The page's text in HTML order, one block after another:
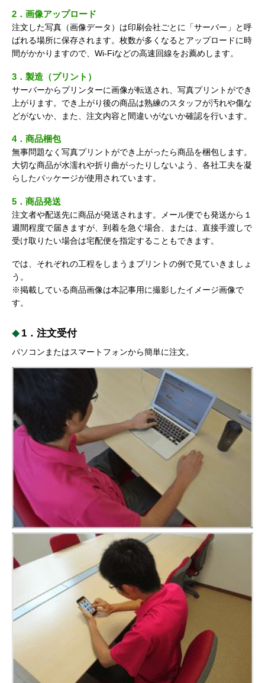
2．画像アップロード
注文した写真（画像データ）は印刷会社ごとに「サーバー」と呼
ばれる場所に保存されます。枚数が多くなるとアップロードに時
間がかかりますので、Wi-Fiなどの高速回線をお薦めします。
3．製造（プリント）
サーバーからプリンターに画像が転送され、写真プリントができ
上がります。でき上がり後の商品は熟練のスタッフが汚れや傷な
どがないか、また、注文内容と間違いがないか確認を行います。
4．商品梱包
無事問題なく写真プリントができ上がったら商品を梱包します。
大切な商品が水濡れや折り曲がったりしないよう、各社工夫を凝
らしたパッケージが使用されています。
5．商品発送
注文者や配送先に商品が発送されます。メール便でも発送から１
週間程度で届きますが、到着を急ぐ場合、または、直接手渡しで
受け取りたい場合は宅配便を指定することもできます。
では、それぞれの工程をしまうまプリントの例で見ていきましょ
う。
※掲載している商品画像は本記事用に撮影したイメージ画像で
す。
1．注文受付
パソコンまたはスマートフォンから簡単に注文。